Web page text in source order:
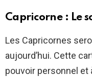
Capricorne : Le
Les Capricornes
aujourd’hui. Cette
pouvoir personnel et